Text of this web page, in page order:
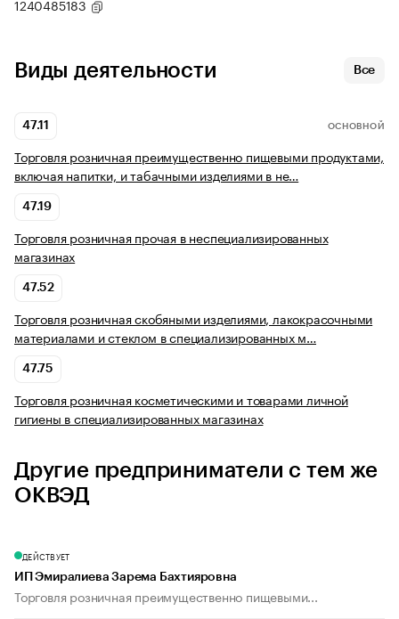
1240485183
Виды деятельности Все
47.11 ОСНОВНОЙ
Торговля розничная преимущественно пищевыми продуктами,
включая напитки, и табачными изделиями в не…
47.19
Торговля розничная прочая в неспециализированных
магазинах
47.52
Торговля розничная скобяными изделиями, лакокрасочными
материалами и стеклом в специализированных м…
47.75
Торговля розничная косметическими и товарами личной
гигиены в специализированных магазинах
Другие предприниматели с тем же
ОКВЭД
ДЕЙСТВУЕТ
ИП Эмиралиева Зарема Бахтияровна
Торговля розничная преимущественно пищевыми...